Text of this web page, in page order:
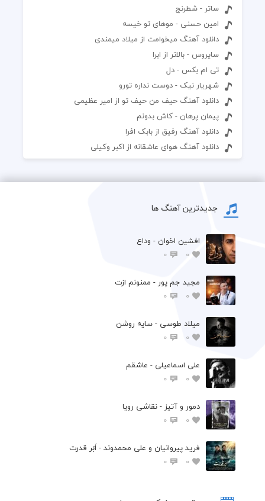
ساتر - شطرنج
امین حسنی - موهای تو خیسه
دانلود آهنگ میخوامت از میلاد میمندی
سایروس - بالاتر از ابرا
تی ام بکس - دل
شهریار نیک - دوست نداره تورو
دانلود آهنگ حیف من حیف تو از امیر عظیمی
پیمان پرهان - کاش بدونم
دانلود آهنگ رفیق از بابک افرا
دانلود آهنگ هوای عاشقانه از اکبر وکیلی
جدیدترین آهنگ ها
افشين اخوان - وداع
0
0
مجید جم پور - ممنونم ازت
0
0
میلاد طوسی - سایه روشن
0
0
علی اسماعیلی - عاشقم
0
0
دمور و آتیز - نقاشی رویا
0
0
فرید پیروانیان و علی محمدوند - اَبَر قدرت
0
0